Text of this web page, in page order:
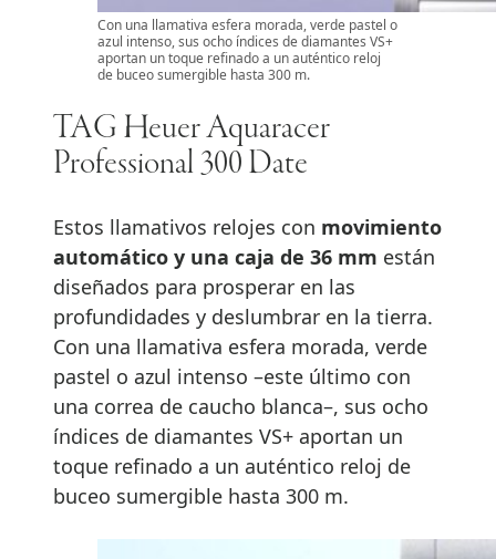
Con una llamativa esfera morada, verde pastel o
azul intenso, sus ocho índices de diamantes VS+
aportan un toque refinado a un auténtico reloj
de buceo sumergible hasta 300 m.
TAG Heuer Aquaracer
Professional 300 Date
Estos llamativos relojes con movimiento
automático y una caja de 36 mm están
diseñados para prosperar en las
profundidades y deslumbrar en la tierra.
Con una llamativa esfera morada, verde
pastel o azul intenso –este último con
una correa de caucho blanca–, sus ocho
índices de diamantes VS+ aportan un
toque refinado a un auténtico reloj de
buceo sumergible hasta 300 m.